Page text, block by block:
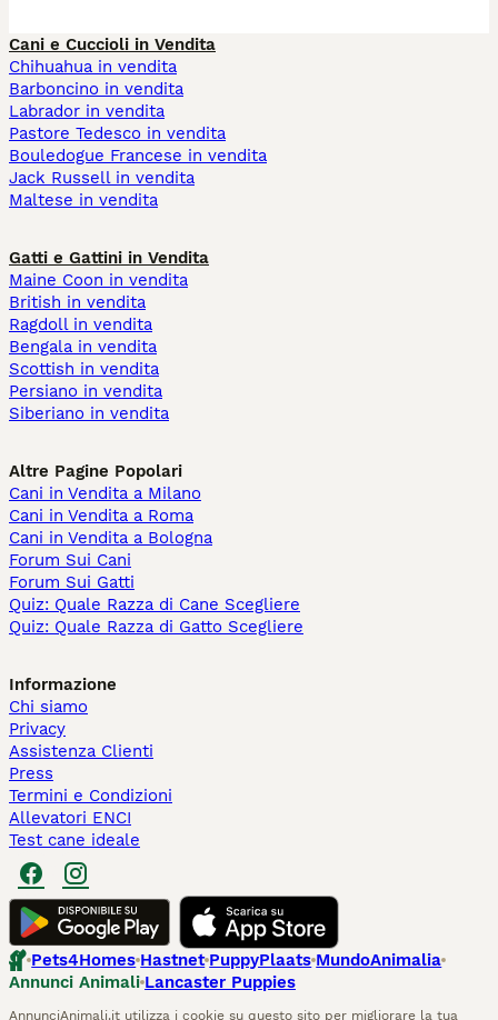
Cani e Cuccioli in Vendita
Chihuahua in vendita
Barboncino in vendita
Labrador in vendita
Pastore Tedesco in vendita
Bouledogue Francese in vendita
Jack Russell in vendita
Maltese in vendita
Gatti e Gattini in Vendita
Maine Coon in vendita
British in vendita
Ragdoll in vendita
Bengala in vendita
Scottish in vendita
Persiano in vendita
Siberiano in vendita
Altre Pagine Popolari
Cani in Vendita a Milano
Cani in Vendita a Roma
Cani in Vendita a Bologna
Forum Sui Cani
Forum Sui Gatti
Quiz: Quale Razza di Cane Scegliere
Quiz: Quale Razza di Gatto Scegliere
Informazione
Chi siamo
Privacy
Assistenza Clienti
Press
Termini e Condizioni
Allevatori ENCI
Test cane ideale
Pets4Homes Hastnet PuppyPlaats MundoAnimalia
Annunci Animali Lancaster Puppies
AnnunciAnimali.it utilizza i cookie su questo sito per migliorare la tua